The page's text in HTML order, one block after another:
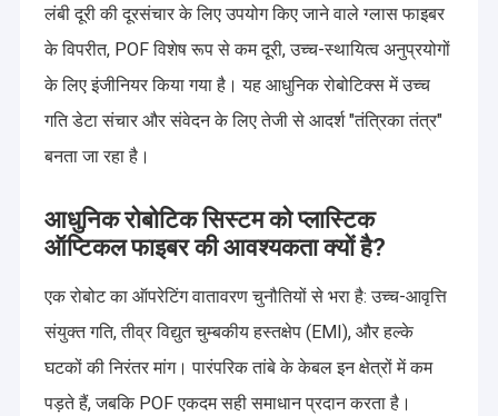
लंबी दूरी की दूरसंचार के लिए उपयोग किए जाने वाले ग्लास फाइबर
के विपरीत, POF विशेष रूप से कम दूरी, उच्च-स्थायित्व अनुप्रयोगों
के लिए इंजीनियर किया गया है। यह आधुनिक रोबोटिक्स में उच्च
गति डेटा संचार और संवेदन के लिए तेजी से आदर्श "तंत्रिका तंत्र"
बनता जा रहा है।
आधुनिक रोबोटिक सिस्टम को प्लास्टिक
ऑप्टिकल फाइबर की आवश्यकता क्यों है?
एक रोबोट का ऑपरेटिंग वातावरण चुनौतियों से भरा है: उच्च-आवृत्ति
संयुक्त गति, तीव्र विद्युत चुम्बकीय हस्तक्षेप (EMI), और हल्के
घटकों की निरंतर मांग। पारंपरिक तांबे के केबल इन क्षेत्रों में कम
पड़ते हैं, जबकि POF एकदम सही समाधान प्रदान करता है।